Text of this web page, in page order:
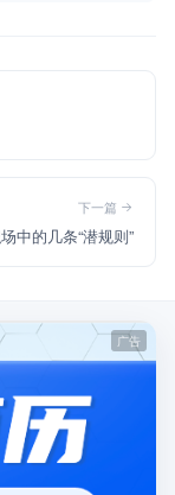
下一篇
中的几条“潜规则”